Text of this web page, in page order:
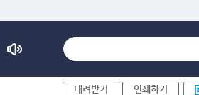
내려받기 인쇄하기